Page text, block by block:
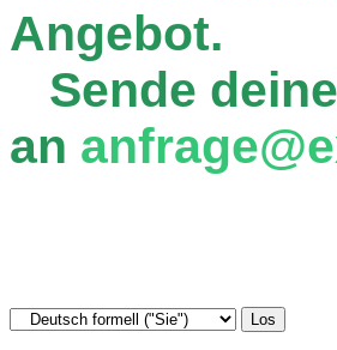
Angebot.
Sende
an